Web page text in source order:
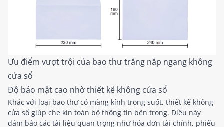
Ưu điểm vượt trội của bao thư trắng nắp ngang không
cửa sổ
Độ bảo mật cao nhờ thiết kế không cửa sổ
Khác với loại bao thư có màng kính trong suốt, thiết kế không
cửa sổ giúp che kín toàn bộ thông tin bên trong. Điều này
đảm bảo các tài liệu quan trọng như hóa đơn tài chính, phiếu